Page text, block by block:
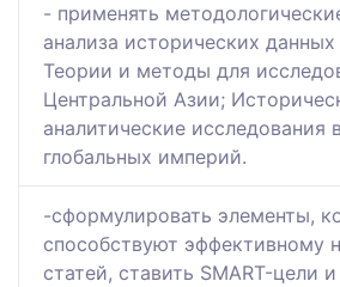
- применять
анализа исторических
Теории и методы для
Центральной Азии;
аналитические исследования
глобальных империй.
-сформулировать элементы,
способствуют эффективному
статей, ставить SMART-цели